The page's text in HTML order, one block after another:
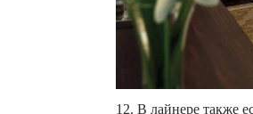
12. В лайнере также